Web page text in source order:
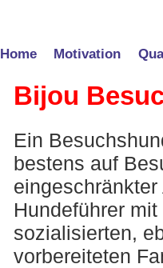
Home Motivation
Bijou
Ein
bestens auf
Hundeführer
sozialisierten,
vorbereiteten